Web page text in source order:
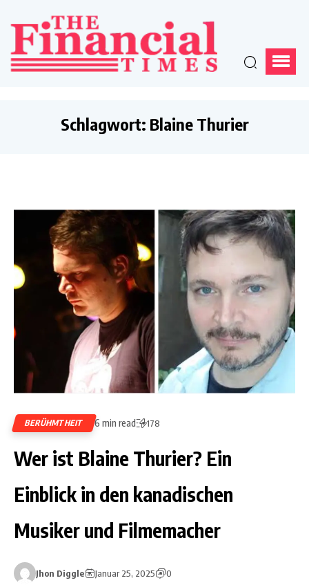
Schlagwort: Blaine Thurier
BERÜHMTHEIT 6 min read 178
Wer ist Blaine Thurier? Ein
Einblick in den kanadischen
Musiker und Filmemacher
Jhon Diggle Januar 25, 2025 0